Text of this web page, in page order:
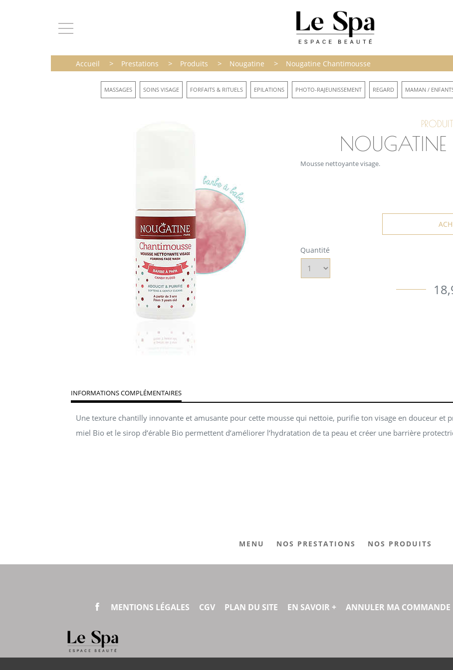
Accueil > Prestations > Produits > Nougatine > Nougatine Chantimousse
MASSAGES SOINS VISAGE FORFAITS & RITUELS EPILATIONS PHOTO-RAJEUNISSEMENT REGARD MAMAN /
Mousse nettoyante visage.
Quantité
INFORMATIONS COMPLÉMENTAIRES
Une texture chantilly innovante et amusante pour cette mousse qui nettoie, purifie ton visage en douceur et
miel Bio et le sirop d‘érable Bio permettent d‘améliorer l‘hydratation de ta peau et créer une barrière
MENU NOS PRESTATIONS NOS PRODUITS
MENTIONS LÉGALES CGV PLAN DU SITE EN SAVOIR + ANNULER MA COMMANDE